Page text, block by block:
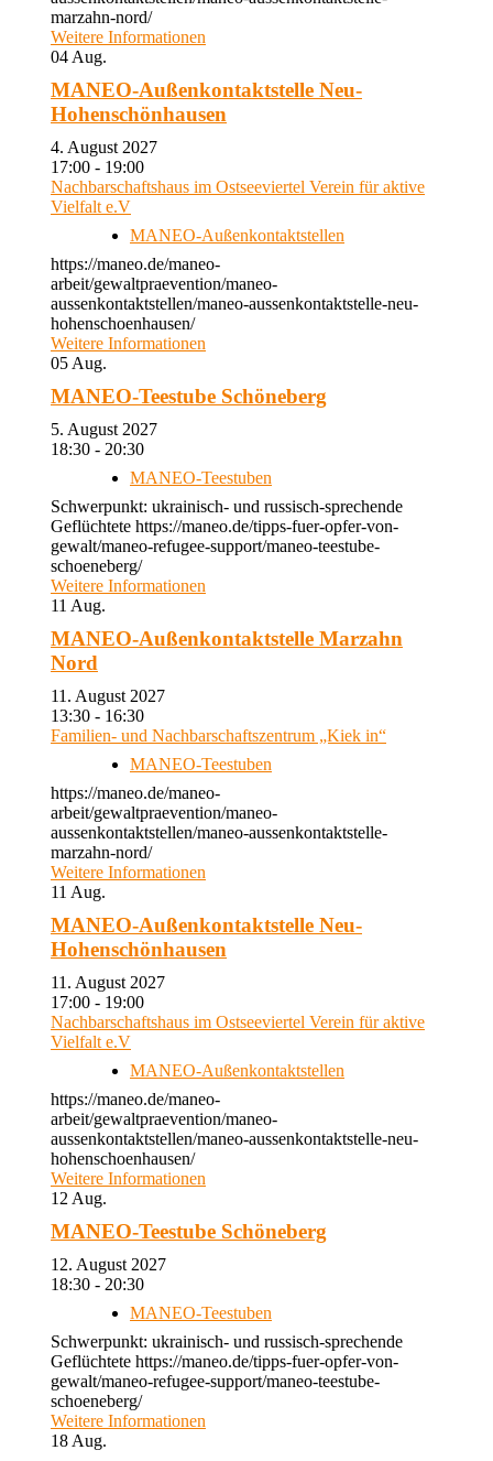
marzahn-nord/
Weitere Informationen
04 Aug.
MANEO-Außenkontaktstelle Neu-
Hohenschönhausen
4. August 2027
17:00 - 19:00
Nachbarschaftshaus im Ostseeviertel Verein für aktive
Vielfalt e.V
MANEO-Außenkontaktstellen
https://maneo.de/maneo-
arbeit/gewaltpraevention/maneo-
aussenkontaktstellen/maneo-aussenkontaktstelle-neu-
hohenschoenhausen/
Weitere Informationen
05 Aug.
MANEO-Teestube Schöneberg
5. August 2027
18:30 - 20:30
MANEO-Teestuben
Schwerpunkt: ukrainisch- und russisch-sprechende
Geflüchtete https://maneo.de/tipps-fuer-opfer-von-
gewalt/maneo-refugee-support/maneo-teestube-
schoeneberg/
Weitere Informationen
11 Aug.
MANEO-Außenkontaktstelle Marzahn
Nord
11. August 2027
13:30 - 16:30
Familien- und Nachbarschaftszentrum „Kiek in“
MANEO-Teestuben
https://maneo.de/maneo-
arbeit/gewaltpraevention/maneo-
aussenkontaktstellen/maneo-aussenkontaktstelle-
marzahn-nord/
Weitere Informationen
11 Aug.
MANEO-Außenkontaktstelle Neu-
Hohenschönhausen
11. August 2027
17:00 - 19:00
Nachbarschaftshaus im Ostseeviertel Verein für aktive
Vielfalt e.V
MANEO-Außenkontaktstellen
https://maneo.de/maneo-
arbeit/gewaltpraevention/maneo-
aussenkontaktstellen/maneo-aussenkontaktstelle-neu-
hohenschoenhausen/
Weitere Informationen
12 Aug.
MANEO-Teestube Schöneberg
12. August 2027
18:30 - 20:30
MANEO-Teestuben
Schwerpunkt: ukrainisch- und russisch-sprechende
Geflüchtete https://maneo.de/tipps-fuer-opfer-von-
gewalt/maneo-refugee-support/maneo-teestube-
schoeneberg/
Weitere Informationen
18 Aug.